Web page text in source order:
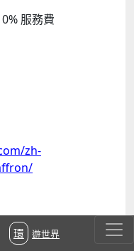
環遊世界
服務費
zh-